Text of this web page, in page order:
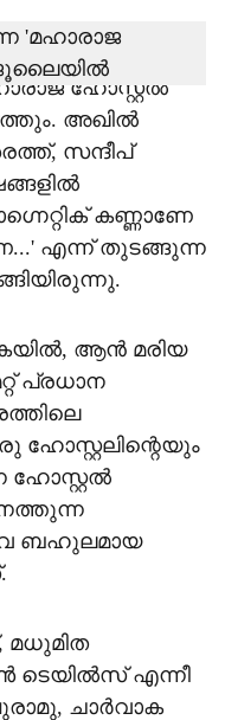
ഹോസ്റ്റല്‍'
അഖില്‍
സന്ദീപ്
കണ്ണാണേ
എന്ന് തുടങ്ങുന്ന
ആന്‍ മരിയ
പ്രധാന
ഹോസ്റ്റലിന്റെയും
ഹോസ്റ്റല്‍
ബഹുലമായ
മധുമിത
എന്നീ
ചാര്‍വാക